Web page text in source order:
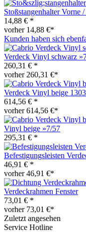
Stoßstangenhalter Vorne
14,88 € *
vorher 14,88 €*
Kunden haben sich
Verdeck Vinyl schwarz
260,31 € *
vorher 260,31 €*
Verdeck Vinyl beige
614,56 € *
vorher 614,56 €*
Vinyl beige »7/57
295,31 € *
Befestigungsleisten
46,91 € *
vorher 46,91 €*
Verdeckrahmen Fenster
73,01 € *
vorher 73,01 €*
Zuletzt angesehen
Service Hotline